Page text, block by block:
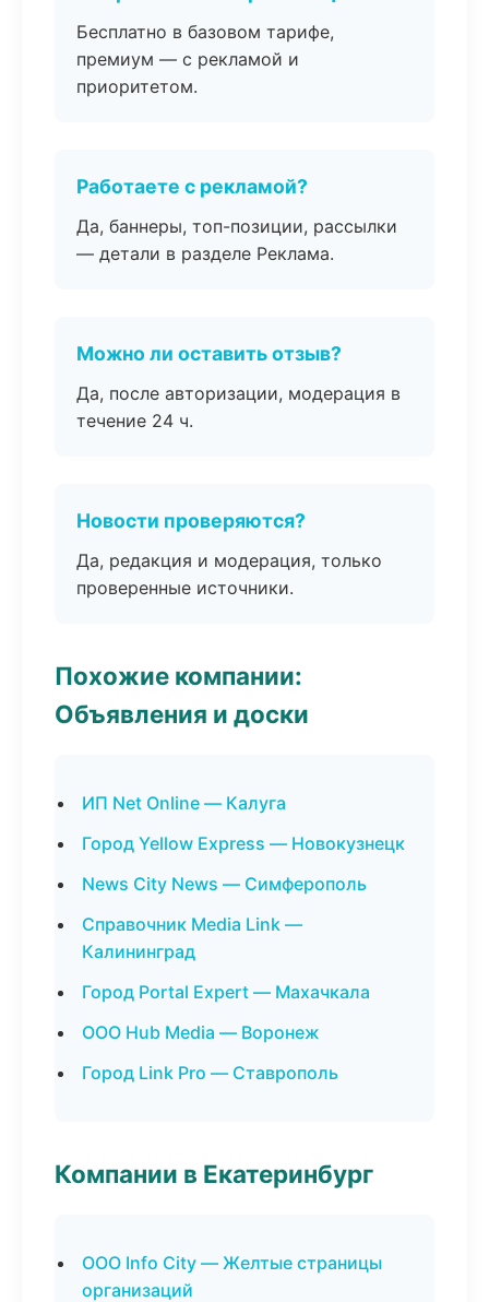
Бесплатно в базовом тарифе,
премиум — с рекламой и
приоритетом.
Работаете с рекламой?
Да, баннеры, топ-позиции, рассылки
— детали в разделе Реклама.
Можно ли оставить отзыв?
Да, после авторизации, модерация в
течение 24 ч.
Новости проверяются?
Да, редакция и модерация, только
проверенные источники.
Похожие компании:
Объявления и доски
ИП Net Online — Калуга
Город Yellow Express — Новокузнецк
News City News — Симферополь
Справочник Media Link —
Калининград
Город Portal Expert — Махачкала
ООО Hub Media — Воронеж
Город Link Pro — Ставрополь
Компании в Екатеринбург
ООО Info City — Желтые страницы
организаций